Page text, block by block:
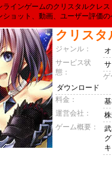
ラインゲームのクリスタルクレ
ショット、動画、ユーザー評価
クリス
ジャンル：
サービス状
態：
ゲ
ダウンロード
料金：
運営会社：
ゲーム概要：